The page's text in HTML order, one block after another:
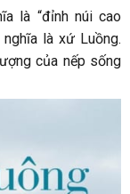
là “đỉnh núi cao
là xứ Luồng.
của nếp sống